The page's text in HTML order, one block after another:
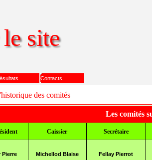
Sauter le menu
▼
Contacts
site
des comités
Les comités
Caissier Secrétaire
Pierre Michellod Blaise Fellay Pierrot